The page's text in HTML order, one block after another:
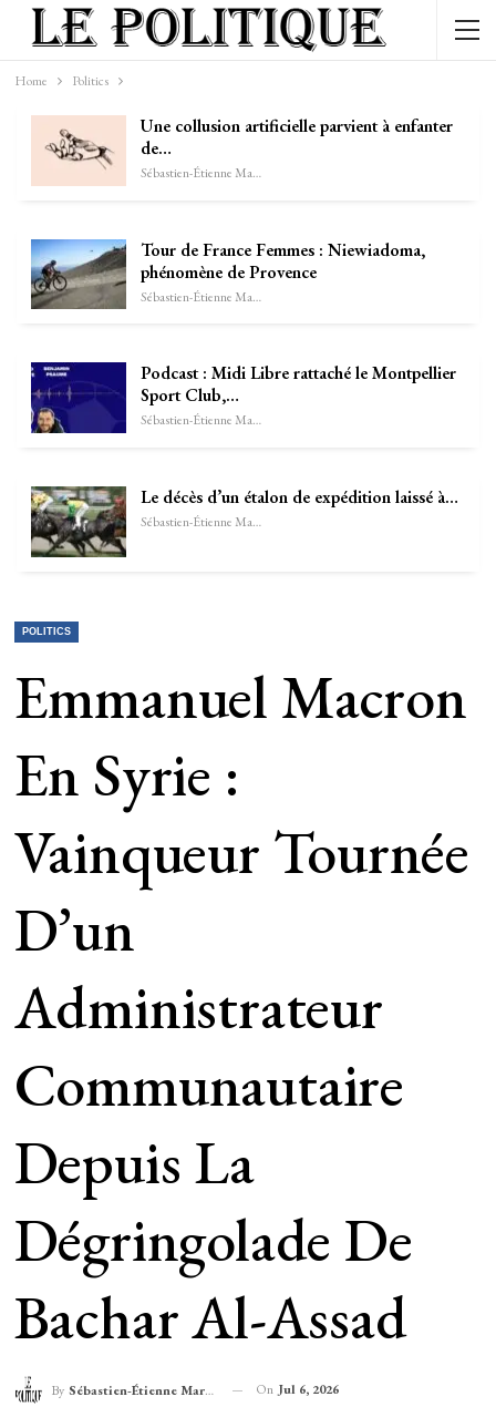
Home Politics
Une collusion artificielle parvient à enfanter
de…
Sébastien-Étienne Marechal
Tour de France Femmes : Niewiadoma,
phénomène de Provence
Sébastien-Étienne Marechal
Podcast : Midi Libre rattaché le Montpellier
Sport Club,…
Sébastien-Étienne Marechal
Le décès d’un étalon de expédition laissé à…
Sébastien-Étienne Marechal
POLITICS
Emmanuel Macron
En Syrie :
Vainqueur Tournée
D’un
Administrateur
Communautaire
Depuis La
Dégringolade De
Bachar Al-Assad
By Sébastien-Étienne Marechal On Jul 6, 2026